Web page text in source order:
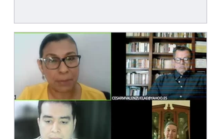
Recomendaciones No
Vinculantes